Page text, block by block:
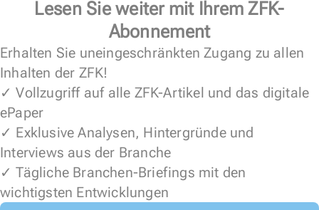
Lesen Sie weiter mit Ihrem ZFK-
Abonnement
Erhalten Sie uneingeschränkten Zugang zu allen
Inhalten der ZFK!
✓ Vollzugriff auf alle ZFK-Artikel und das digitale
ePaper
✓ Exklusive Analysen, Hintergründe und
Interviews aus der Branche
✓ Tägliche Branchen-Briefings mit den
wichtigsten Entwicklungen